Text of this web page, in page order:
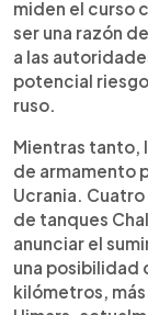
miden el curso
ser una razón
a las
potencial
ruso.
Mientras tanto,
de armamento
Ucrania.
de tanques
anunciar el
una posibilidad
kilómetros,